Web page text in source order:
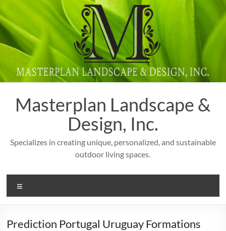
to
content
Masterplan Landscape &
Design, Inc.
Specializes in creating unique, personalized, and sustainable
outdoor living spaces.
Prediction Portugal Uruguay Formations